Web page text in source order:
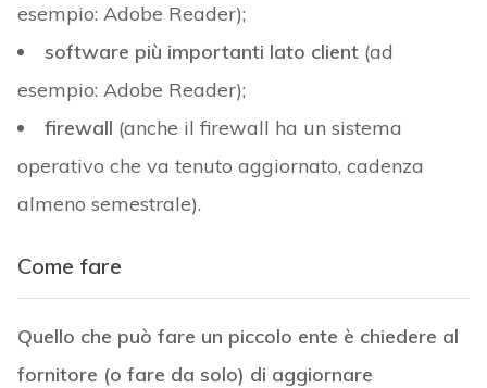
esempio: Adobe Reader);
software più importanti lato client(ad
esempio: Adobe Reader);
firewall (anche il firewall ha un sistema
operativo che va tenuto aggiornato, cadenza
almeno semestrale).
Come fare
Quello che può fare un piccolo ente è chiedere al
fornitore (o fare da solo) di aggiornare